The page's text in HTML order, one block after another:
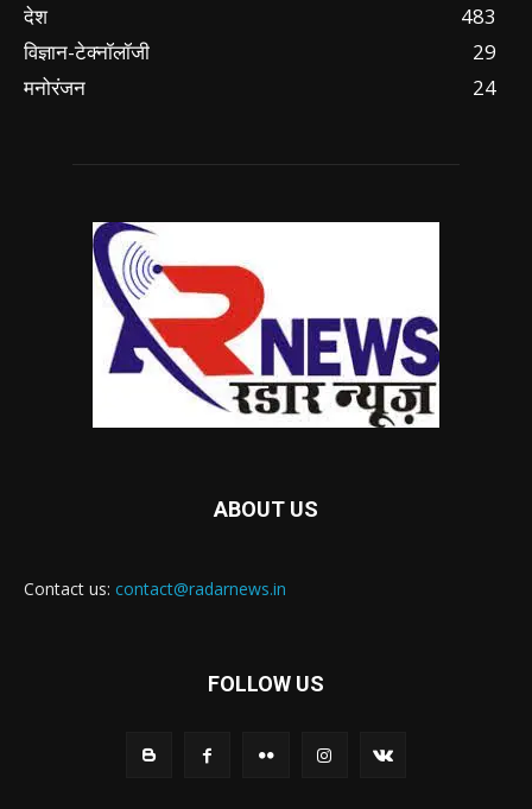
देश
483
विज्ञान-टेक्नॉलॉजी
29
मनोरंजन
24
ABOUT US
Contact us: contact@radarnews.in
FOLLOW US